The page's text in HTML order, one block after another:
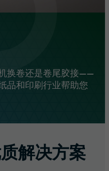
换卷还是卷尾胶接——
品和印刷行业帮助您
解决方案